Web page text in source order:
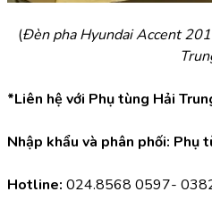
(Đèn pha Hyundai Accent
*Liên hệ với Phụ tùng Hải
Nhập khẩu và phân phối: Phụ
Hotline: 024.8568 0597-